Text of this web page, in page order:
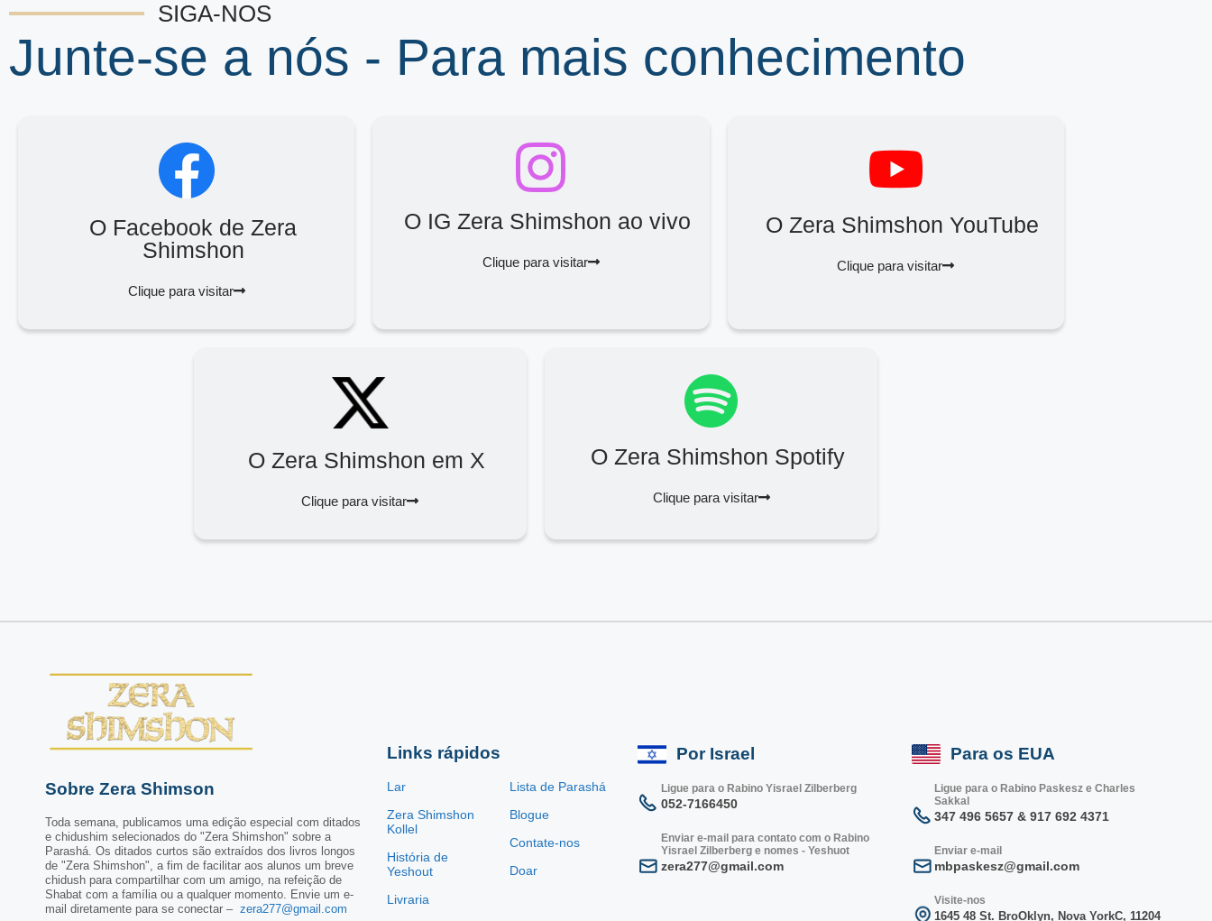
SIGA-NOS
Junte-se a nós - Para mais conhecimento
O Facebook de Zera
Shimshon
Clique para visitar
O IG Zera Shimshon ao vivo
Clique para visitar
O Zera Shimshon YouTube
Clique para visitar
O Zera Shimshon em X
Clique para visitar
O Zera Shimshon Spotify
Clique para visitar
Sobre Zera Shimson
Toda semana, publicamos uma edição especial com ditados
e chidushim selecionados do "Zera Shimshon" sobre a
Parashá. Os ditados curtos são extraídos dos livros longos
de "Zera Shimshon", a fim de facilitar aos alunos um breve
chidush para compartilhar com um amigo, na refeição de
Shabat com a família ou a qualquer momento. Envie um e-
mail diretamente para se conectar – zera277@gmail.com
Links rápidos
Lar
Zera Shimshon
Kollel
História de
Yeshout
Livraria
Lista de Parashá
Blogue
Contate-nos
Doar
Por Israel
Ligue para o Rabino Yisrael Zilberberg
052-7166450
Enviar e-mail para contato com o Rabino
Yisrael Zilberberg e nomes - Yeshuot
zera277@gmail.com
Para os EUA
Ligue para o Rabino Paskesz e Charles
Sakkal
347 496 5657 & 917 692 4371
Enviar e-mail
mbpaskesz@gmail.com
Visite-nos
1645 48 St. BroOklyn, Nova YorkC, 11204